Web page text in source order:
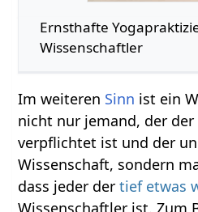
Ernsthafte
Wissenschaftler
Im weiteren Sinn ist ein
nicht nur jemand, der
verpflichtet ist und der
Wissenschaft, sondern
dass jeder dertief etwas